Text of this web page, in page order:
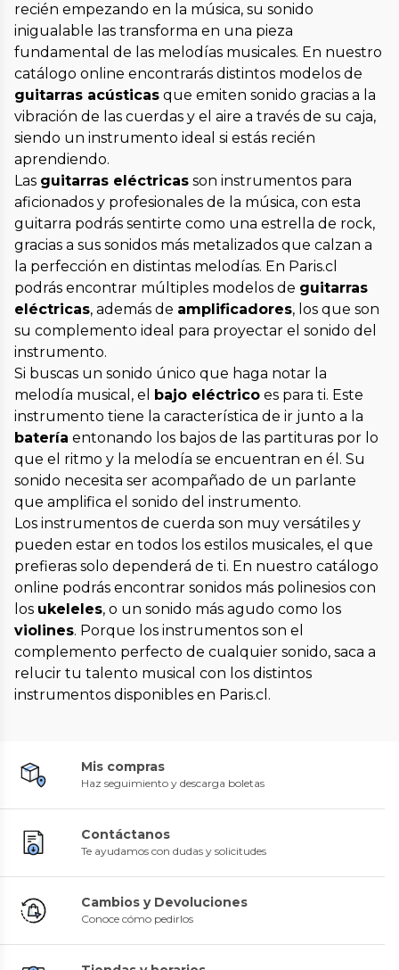
recién empezando en la música, su sonido
inigualable las transforma en una pieza
fundamental de las melodías musicales. En nuestro
catálogo online encontrarás distintos modelos de
guitarras acústicas que emiten sonido gracias a la
vibración de las cuerdas y el aire a través de su caja,
siendo un instrumento ideal si estás recién
aprendiendo.
Las guitarras eléctricas son instrumentos para
aficionados y profesionales de la música, con esta
guitarra podrás sentirte como una estrella de rock,
gracias a sus sonidos más metalizados que calzan a
la perfección en distintas melodías. En Paris.cl
podrás encontrar múltiples modelos de guitarras
eléctricas, además de amplificadores, los que son
su complemento ideal para proyectar el sonido del
instrumento.
Si buscas un sonido único que haga notar la
melodía musical, el
bajo eléctrico es para ti. Este
instrumento tiene la característica de ir junto a la
batería entonando los bajos de las partituras por lo
que el ritmo y la melodía se encuentran en él. Su
sonido necesita ser acompañado de un parlante
que amplifica el sonido del instrumento.
Los instrumentos de cuerda son muy versátiles y
pueden estar en todos los estilos musicales, el que
prefieras solo dependerá de ti. En nuestro catálogo
online podrás encontrar sonidos más polinesios con
los ukeleles, o un sonido más agudo como los
violines. Porque los instrumentos son el
complemento perfecto de cualquier sonido, saca a
relucir tu talento musical con los distintos
instrumentos disponibles en Paris.cl.
Mis compras
Haz seguimiento y descarga boletas
Contáctanos
Te ayudamos con dudas y solicitudes
Cambios y Devoluciones
Conoce cómo pedirlos